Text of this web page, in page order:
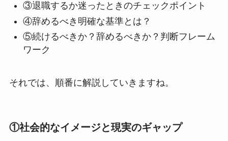
③退職するか迷ったときのチェックポイント
④辞めるべき明確な基準とは？
⑤続けるべきか？辞めるべきか？判断フレーム
ワーク
それでは、順番に解説していきますね。
①社会的なイメージと現実のギャップ